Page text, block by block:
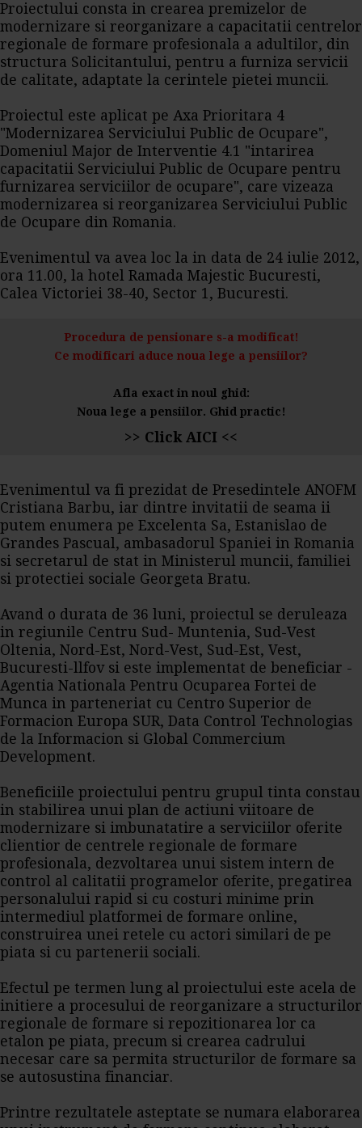
Proiectului consta in crearea premizelor de
modernizare si reorganizare a capacitatii centrelor
regionale de formare profesionala a adultilor, din
structura Solicitantului, pentru a furniza servicii
de calitate, adaptate la cerintele pietei muncii.
Proiectul este aplicat pe Axa Prioritara 4
"Modernizarea Serviciului Public de Ocupare",
Domeniul Major de Interventie 4.1 "intarirea
capacitatii Serviciului Public de Ocupare pentru
furnizarea serviciilor de ocupare", care vizeaza
modernizarea si reorganizarea Serviciului Public
de Ocupare din Romania.
Evenimentul va avea loc la in data de 24 iulie 2012,
ora 11.00, la hotel Ramada Majestic Bucuresti,
Calea Victoriei 38-40, Sector 1, Bucuresti.
Procedura de pensionare s-a modificat!
Ce modificari aduce noua lege a pensiilor?
Afla exact in noul ghid:
Noua lege a pensiilor. Ghid practic!
>> Click AICI <<
Evenimentul va fi prezidat de Presedintele ANOFM
Cristiana Barbu, iar dintre invitatii de seama ii
putem enumera pe Excelenta Sa, Estanislao de
Grandes Pascual, ambasadorul Spaniei in Romania
si secretarul de stat in Ministerul muncii, familiei
si protectiei sociale Georgeta Bratu.
Avand o durata de 36 luni, proiectul se deruleaza
in regiunile Centru Sud- Muntenia, Sud-Vest
Oltenia, Nord-Est, Nord-Vest, Sud-Est, Vest,
Bucuresti-llfov si este implementat de beneficiar -
Agentia Nationala Pentru Ocuparea Fortei de
Munca in parteneriat cu Centro Superior de
Formacion Europa SUR, Data Control Technologias
de la Informacion si Global Commercium
Development.
Beneficiile proiectului pentru grupul tinta constau
in stabilirea unui plan de actiuni viitoare de
modernizare si imbunatatire a serviciilor oferite
clientior de centrele regionale de formare
profesionala, dezvoltarea unui sistem intern de
control al calitatii programelor oferite, pregatirea
personalului rapid si cu costuri minime prin
intermediul platformei de formare online,
construirea unei retele cu actori similari de pe
piata si cu partenerii sociali.
Efectul pe termen lung al proiectului este acela de
initiere a procesului de reorganizare a structurilor
regionale de formare si repozitionarea lor ca
etalon pe piata, precum si crearea cadrului
necesar care sa permita structurilor de formare sa
se autosustina financiar.
Printre rezultatele asteptate se numara elaborarea